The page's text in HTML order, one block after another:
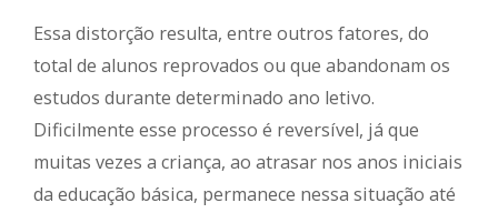
Essa distorção resulta, entre outros fatores, do
total de alunos reprovados ou que abandonam os
estudos durante determinado ano letivo.
Dificilmente esse processo é reversível, já que
muitas vezes a criança, ao atrasar nos anos iniciais
da educação básica, permanece nessa situação até